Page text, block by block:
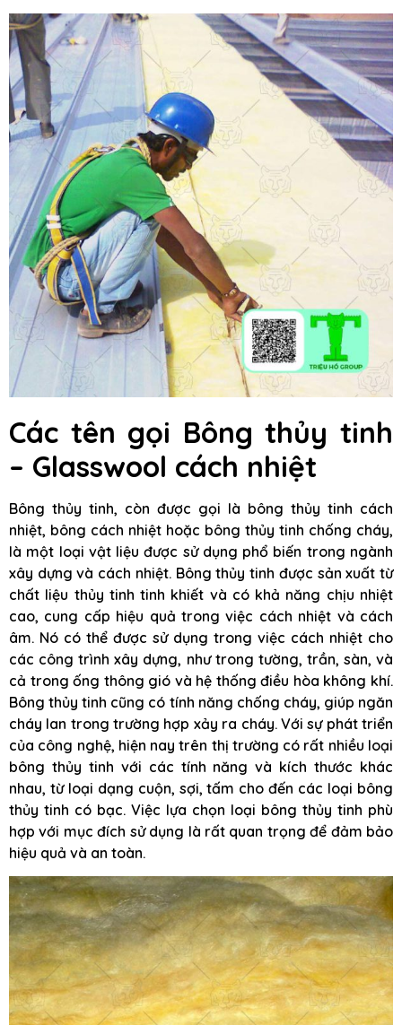
Các tên gọi Bông thủy tinh
– Glasswool cách nhiệt
Bông thủy tinh, còn được gọi là bông thủy tinh cách
nhiệt, bông cách nhiệt hoặc bông thủy tinh chống cháy,
là một loại vật liệu được sử dụng phổ biến trong ngành
xây dựng và cách nhiệt. Bông thủy tinh được sản xuất từ
chất liệu thủy tinh tinh khiết và có khả năng chịu nhiệt
cao, cung cấp hiệu quả trong việc cách nhiệt và cách
âm. Nó có thể được sử dụng trong việc cách nhiệt cho
các công trình xây dựng, như trong tường, trần, sàn, và
cả trong ống thông gió và hệ thống điều hòa không khí.
Bông thủy tinh cũng có tính năng chống cháy, giúp ngăn
cháy lan trong trường hợp xảy ra cháy. Với sự phát triển
của công nghệ, hiện nay trên thị trường có rất nhiều loại
bông thủy tinh với các tính năng và kích thước khác
nhau, từ loại dạng cuộn, sợi, tấm cho đến các loại bông
thủy tinh có bạc. Việc lựa chọn loại bông thủy tinh phù
hợp với mục đích sử dụng là rất quan trọng để đảm bảo
hiệu quả và an toàn.